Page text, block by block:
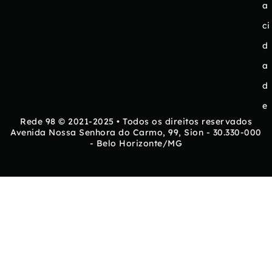
a
ci
d
a
d
e
Rede 98 © 2021-2025 • Todos os direitos reservados
Avenida Nossa Senhora do Carmo, 99, Sion - 30.330-000
- Belo Horizonte/MG